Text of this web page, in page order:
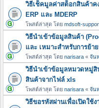
วิธีเช็คมูลค่าสต็อกสินค้า
ERP และ MDERP
โพสต์ล่าสุด โดย mdsoft-
วิธีนำเข้าข้อมูลสินค้า
และ เหมาะสำหรับการย้า
โพสต์ล่าสุด โดย narisara « จัน
วิธีนำเข้าข้อมูลหมวดหมู่สิ
สินค้าจากไฟล์ xls
โพสต์ล่าสุด โดย narisara « จัน
วิธีขอรหัสผ่านเพื่อเปิดใช้